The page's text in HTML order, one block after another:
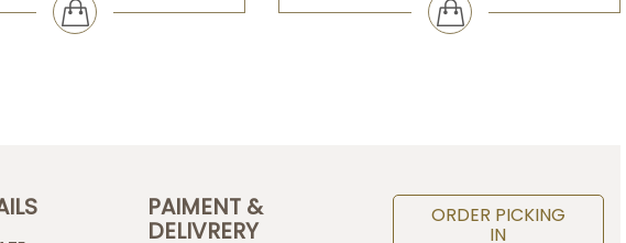
PAIMENT &
DELIVRERY
ORDER PICKING
IN